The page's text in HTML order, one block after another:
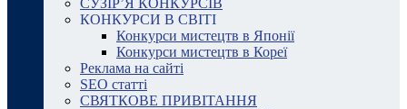
СУЗІР’Я КОНКУРСІВ
КОНКУРСИ В СВІТІ
Конкурси мистецтв в Японії
Конкурси мистецтв в Кореї
Реклама на сайті
SEO статті
СВЯТКОВЕ ПРИВІТАННЯ